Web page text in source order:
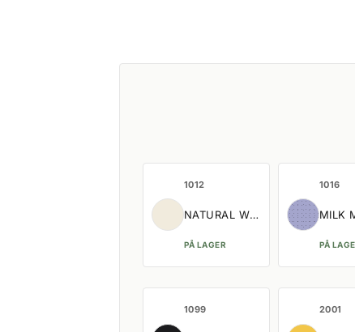
1012
NATURAL WHITE
PÅ LAGER
1016
MILK
PÅ
1099 2001